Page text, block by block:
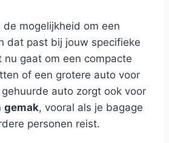
mogelijkheid om een
dat past bij jouw specifieke
gaat om een compacte
of een grotere auto voor
auto zorgt ook voor
gemak, vooral als je bagage
personen reist.